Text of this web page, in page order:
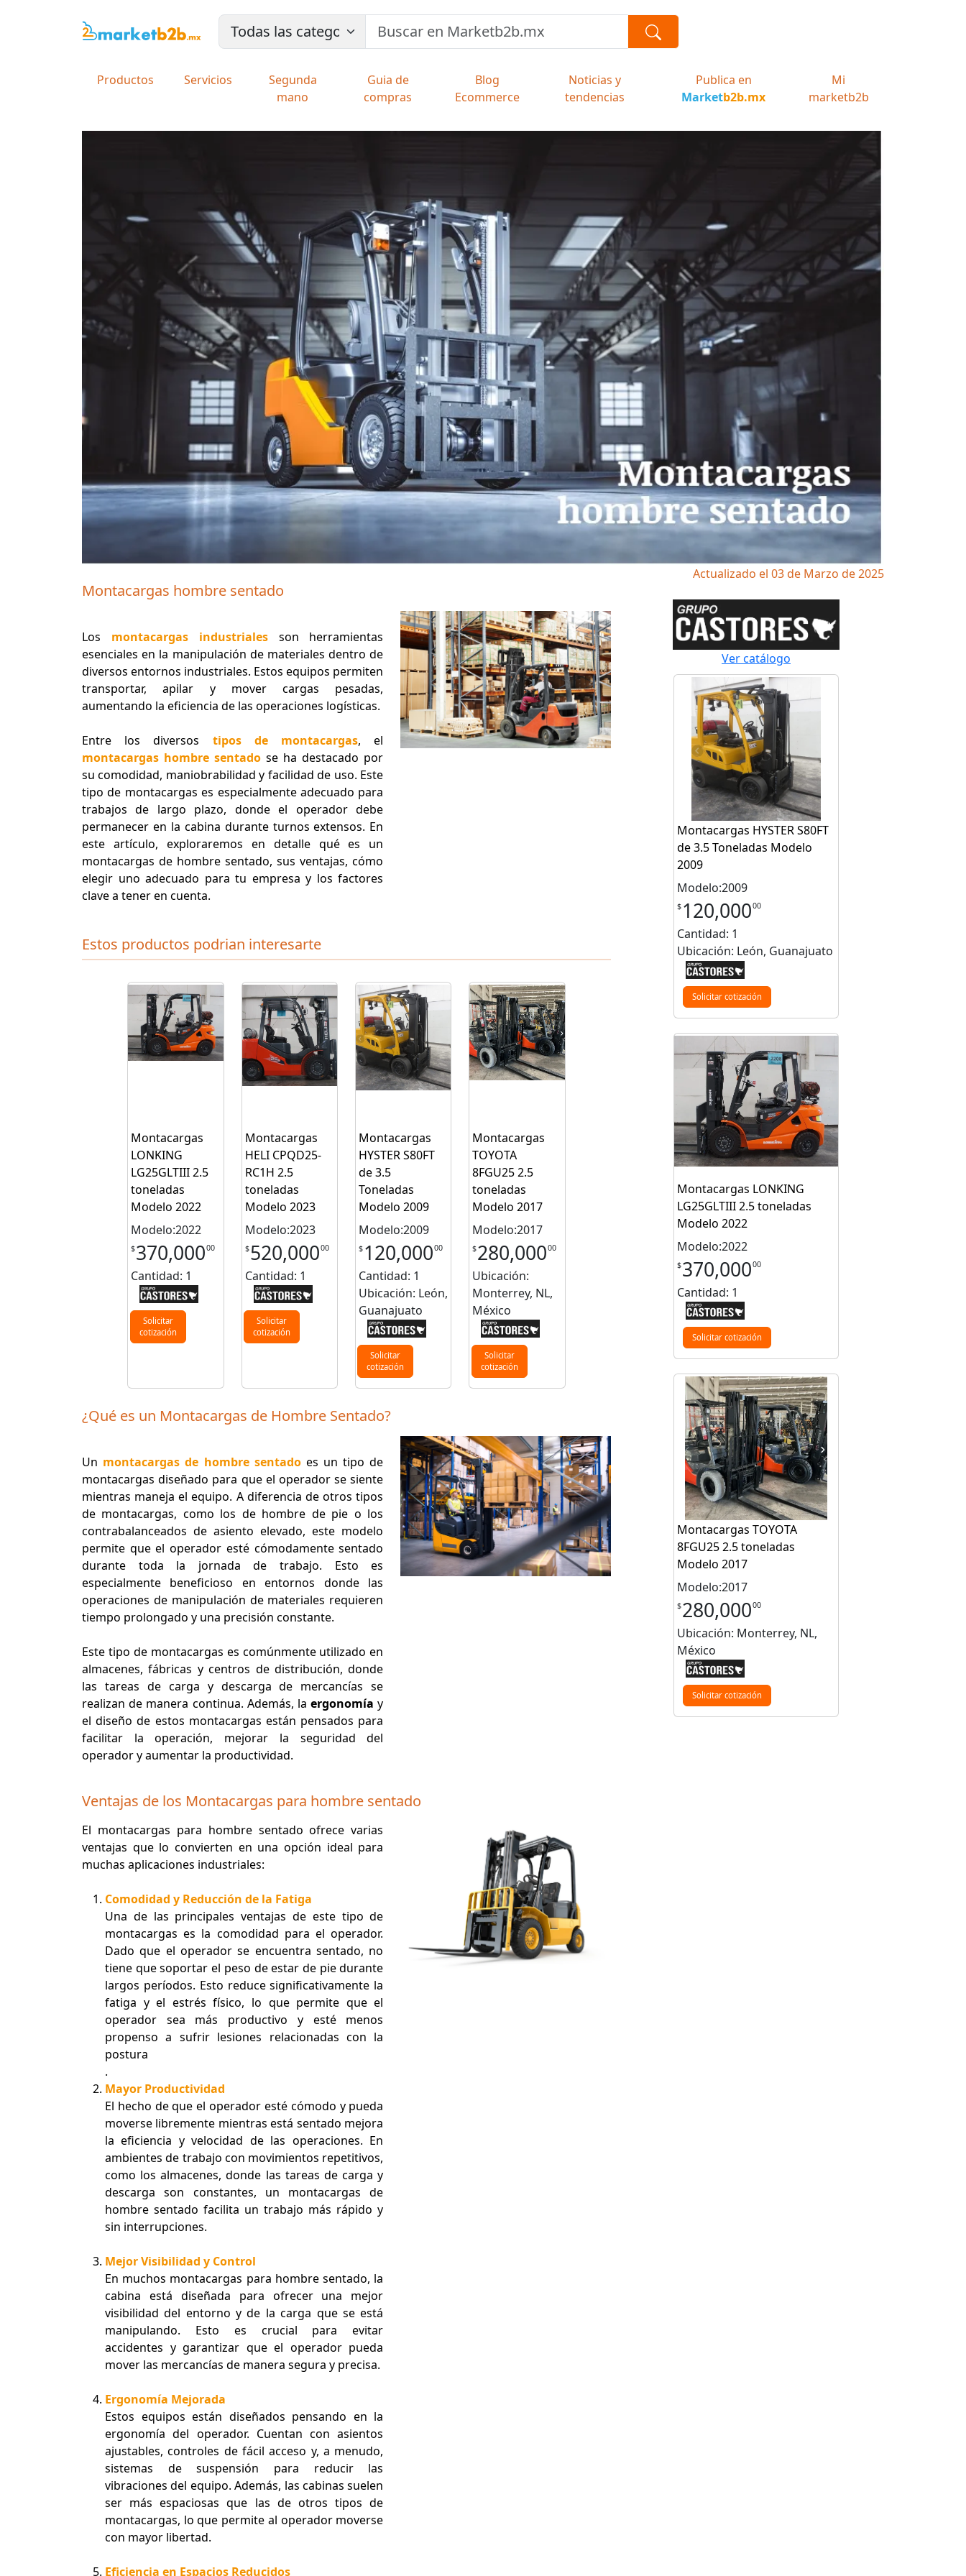
Productos Servicios
Segunda
mano
Guia de
compras
Blog
Ecommerce
Noticias y
tendencias
Publica en
Marketb2b.mx
Mi
marketb2b
Actualizado el 03 de Marzo de 2025
Montacargas hombre sentado
Los montacargas industrialesson herramientas
esenciales en la manipulación de materiales dentro de
diversos entornos industriales. Estos equipos permiten
transportar, apilar y mover cargas pesadas,
aumentando la eficiencia de las operaciones logísticas.
Entre los diversos tipos de montacargas, el
montacargas hombre sentado se ha destacado por
su comodidad, maniobrabilidad y facilidad de uso. Este
tipo de montacargas es especialmente adecuado para
trabajos de largo plazo, donde el operador debe
permanecer en la cabina durante turnos extensos. En
este artículo, exploraremos en detalle qué es un
montacargas de hombre sentado, sus ventajas, cómo
elegir uno adecuado para tu empresa y los factores
clave a tener en cuenta.
Estos productos podrian interesarte
Montacargas
LONKING
LG25GLTIII 2.5
toneladas
Modelo 2022
Modelo:2022
$370,00000
Cantidad: 1
Solicitar
cotización
Montacargas
HELI CPQD25-
RC1H 2.5
toneladas
Modelo 2023
Modelo:2023
$520,00000
Cantidad: 1
Solicitar
cotización
Montacargas
HYSTER S80FT
de 3.5
Toneladas
Modelo 2009
Modelo:2009
$ 120,00000
Cantidad: 1
Ubicación: León,
Guanajuato
Solicitar
cotización
Montacargas
TOYOTA
8FGU25 2.5
toneladas
Modelo 2017
Modelo:2017
$280,00000
Ubicación:
Monterrey, NL,
México
Solicitar
cotización
¿Qué es un Montacargas de Hombre Sentado?
Un montacargas de hombre sentadoes un tipo de
montacargas diseñado para que el operador se siente
mientras maneja el equipo. A diferencia de otros tipos
de montacargas, como los de hombre de pie o los
contrabalanceados de asiento elevado, este modelo
permite que el operador esté cómodamente sentado
durante toda la jornada de trabajo. Esto es
especialmente beneficioso en entornos donde las
operaciones de manipulación de materiales requieren
tiempo prolongado y una precisión constante.
Este tipo de montacargas es comúnmente utilizado en
almacenes, fábricas y centros de distribución, donde
las tareas de carga y descarga de mercancías se
realizan de manera continua. Además, laergonomía y
el diseño de estos montacargas están pensados para
facilitar la operación, mejorar la seguridad del
operador y aumentar la productividad.
Ventajas de los Montacargas para hombre sentado
El montacargas para hombre sentado ofrece varias
ventajas que lo convierten en una opción ideal para
muchas aplicaciones industriales:
Comodidad y Reducción de la Fatiga
Una de las principales ventajas de este tipo de
montacargas es la comodidad para el operador.
Dado que el operador se encuentra sentado, no
tiene que soportar el peso de estar de pie durante
largos períodos. Esto reduce significativamente la
fatiga y el estrés físico, lo que permite que el
operador sea más productivo y esté menos
propenso a sufrir lesiones relacionadas con la
postura
.
Mayor Productividad
El hecho de que el operador esté cómodo y pueda
moverse libremente mientras está sentado mejora
la eficiencia y velocidad de las operaciones. En
ambientes de trabajo con movimientos repetitivos,
como los almacenes, donde las tareas de carga y
descarga son constantes, un montacargas de
hombre sentado facilita un trabajo más rápido y
sin interrupciones.
Mejor Visibilidad y Control
En muchos montacargas para hombre sentado, la
cabina está diseñada para ofrecer una mejor
visibilidad del entorno y de la carga que se está
manipulando. Esto es crucial para evitar
accidentes y garantizar que el operador pueda
mover las mercancías de manera segura y precisa.
Ergonomía Mejorada
Estos equipos están diseñados pensando en la
ergonomía del operador. Cuentan con asientos
ajustables, controles de fácil acceso y, a menudo,
sistemas de suspensión para reducir las
vibraciones del equipo. Además, las cabinas suelen
ser más espaciosas que las de otros tipos de
montacargas, lo que permite al operador moverse
con mayor libertad.
Eficiencia en Espacios Reducidos
Ver catálogo
Montacargas HYSTER S80FT
de 3.5 Toneladas Modelo
2009
Modelo:2009
$ 120,00000
Cantidad: 1
Ubicación: León, Guanajuato
Solicitar cotización
Montacargas LONKING
LG25GLTIII 2.5 toneladas
Modelo 2022
Modelo:2022
$370,00000
Cantidad: 1
Solicitar cotización
Montacargas TOYOTA
8FGU25 2.5 toneladas
Modelo 2017
Modelo:2017
$280,00000
Ubicación: Monterrey, NL,
México
Solicitar cotización